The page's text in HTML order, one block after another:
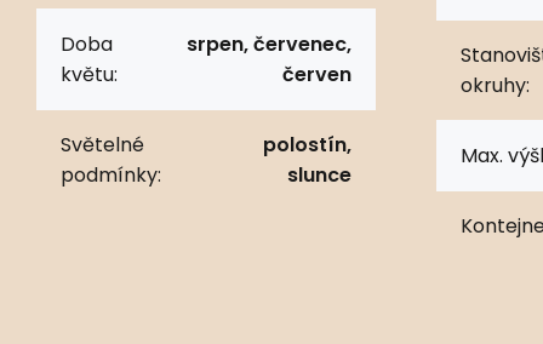
Doba
květu:
srpen, červenec,
červen
Světelné
podmínky:
polostín,
slunce
okruhy:
Max.